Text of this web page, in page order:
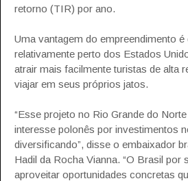
retorno (TIR) por ano.
Uma vantagem do empreendimento é
relativamente perto dos Estados
atrair mais facilmente turistas de alta
viajar em seus próprios jatos.
“Esse projeto no Rio Grande do
interesse polonês por investimentos
diversificando”, disse o embaixador
Hadil da Rocha Vianna. “O Brasil por
aproveitar oportunidades concretas